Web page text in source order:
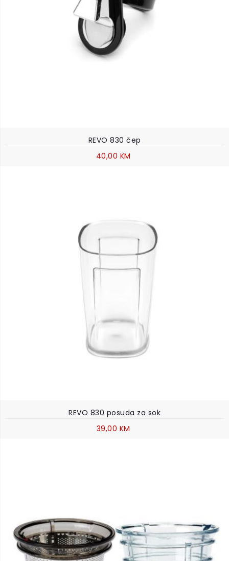
REVO 830 čep
40,00 KM
REVO 830 posuda za sok
39,00 KM